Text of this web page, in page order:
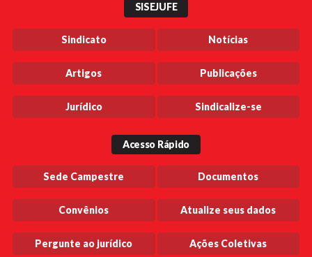
SISEJUFE
Sindicato Notícias
Artigos Publicações
Jurídico Sindicalize-se
Acesso Rápido
Sede Campestre Documentos
Convênios Atualize seus dados
Pergunte ao jurídico Ações Coletivas